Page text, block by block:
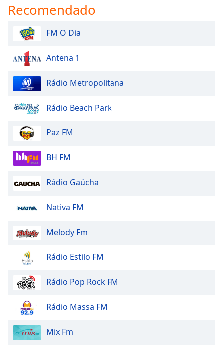
Recomendado
FM O Dia
Antena 1
Rádio Metropolitana
Rádio Beach Park
Paz FM
BH FM
Rádio Gaúcha
Nativa FM
Melody Fm
Rádio Estilo FM
Rádio Pop Rock FM
Rádio Massa FM
Mix Fm